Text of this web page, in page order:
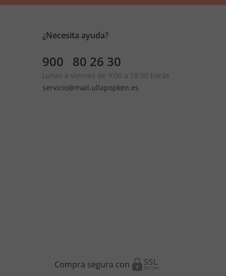
¿Necesita ayuda?
900 80 26 30
Lunes a viernes de 9:00 a 18:00 horas
servicio@mail.ullapopken.es
Compra segura con